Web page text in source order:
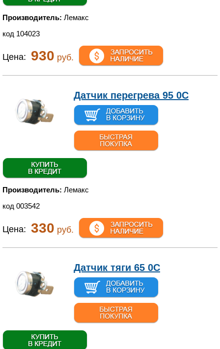
Производитель: Лемакс
код 104023
Цена: 930 руб.
Датчик перегрева 95 0С
Производитель: Лемакс
код 003542
Цена: 330 руб.
Датчик тяги 65 0С